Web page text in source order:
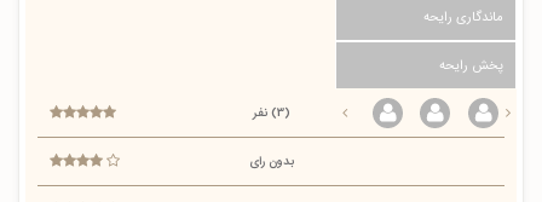
ماندگاری رایحه
پخش رایحه
(3) نفر
بدون رای